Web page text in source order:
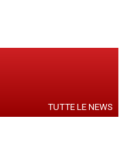
TUTTE LE NEWS